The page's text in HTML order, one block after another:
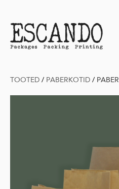
TOOTED / PABERKOTID /